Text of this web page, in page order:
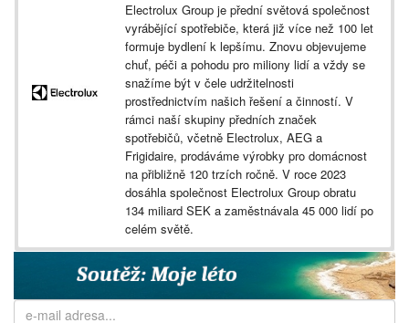
Electrolux Group je přední světová společnost
vyrábějící spotřebiče, která již více než 100 let
formuje bydlení k lepšímu. Znovu objevujeme
chuť, péči a pohodu pro miliony lidí a vždy se
snažíme být v čele udržitelnosti
prostřednictvím našich řešení a činností. V
rámci naší skupiny předních značek
spotřebičů, včetně Electrolux, AEG a
Frigidaire, prodáváme výrobky pro domácnost
na přibližně 120 trzích ročně. V roce 2023
dosáhla společnost Electrolux Group obratu
134 miliard SEK a zaměstnávala 45 000 lidí po
celém světě.